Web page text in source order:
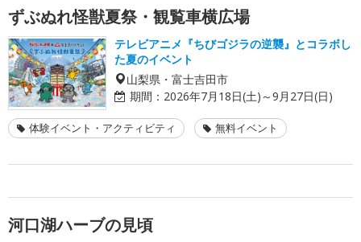
ずぶぬれ怪獣夏祭・観覧車横広場
テレビアニメ『ちびゴジラの逆襲』とコラボし
た夏のイベント
山梨県・富士吉田市
期間： 2026年7月18日(土)～9月27日(日)
体験イベント・アクティビティ 無料イベント
河口湖ハーブの見頃